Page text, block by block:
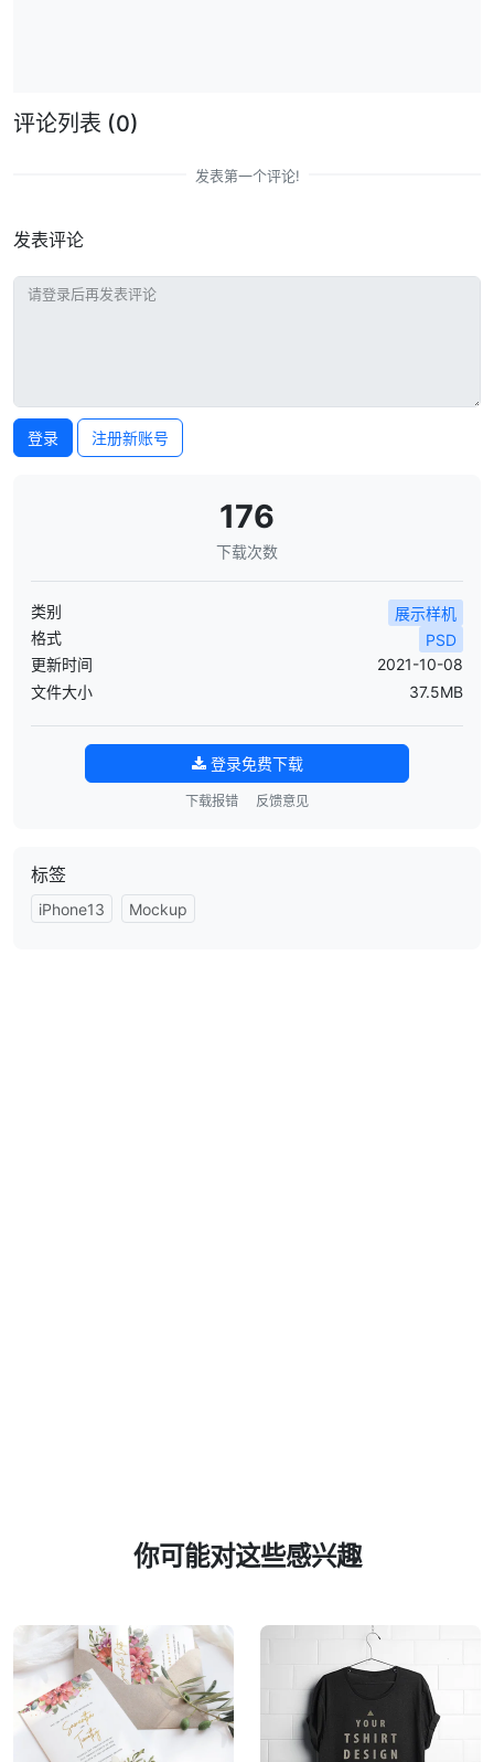
评论列表 (0)
发表第一个评论!
发表评论
登录 注册新账号
176
下载次数
类别
展示样机
格式
PSD
更新时间
2021-10-08
文件大小
37.5MB
登录免费下载
下载报错 反馈意见
标签
iPhone13 Mockup
你可能对这些感兴趣